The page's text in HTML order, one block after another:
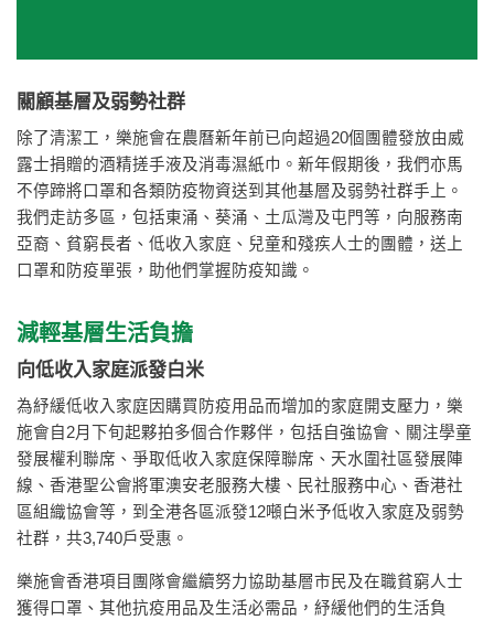
關顧基層及弱勢社群
除了清潔工，樂施會在農曆新年前已向超過20個團體發放由威
露士捐贈的酒精搓手液及消毒濕紙巾。新年假期後，我們亦馬
不停蹄將口罩和各類防疫物資送到其他基層及弱勢社群手上。
我們走訪多區，包括東涌、葵涌、土瓜灣及屯門等，向服務南
亞裔、貧窮長者、低收入家庭、兒童和殘疾人士的團體，送上
口罩和防疫單張，助他們掌握防疫知識。
減輕基層生活負擔
向低收入家庭派發白米
為紓緩低收入家庭因購買防疫用品而增加的家庭開支壓力，樂
施會自2月下旬起夥拍多個合作夥伴，包括自強協會、關注學童
發展權利聯席、爭取低收入家庭保障聯席、天水圍社區發展陣
線、香港聖公會將軍澳安老服務大樓、民社服務中心、香港社
區組織協會等，到全港各區派發12噸白米予低收入家庭及弱勢
社群，共3,740戶受惠。
樂施會香港項目團隊會繼續努力協助基層市民及在職貧窮人士
獲得口罩、其他抗疫用品及生活必需品，紓緩他們的生活負